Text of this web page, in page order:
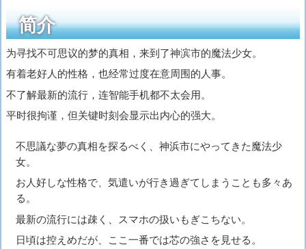
简介
为寻找不可思议的梦的真相，来到了神滨市的魔法少女。
有着老好人的性格，也经常过度在意周围的人事。
不了解最新的流行，连智能手机都不太会用。
平时很拘谨，但关键时刻会显示出内心的强大。
不思議な夢の真相を探るべく、神浜市にやってきた魔法少
女。
お人好しな性格で、気遣いが行き過ぎてしまうことも多々あ
る。
最新の流行には疎く、スマホの扱いもぎこちない。
日頃は控えめだが、ここ一番では芯の強さを見せる。